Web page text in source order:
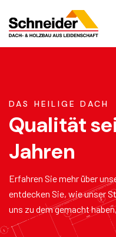
DAS HEILIGE DACH
Qualität
Jahren
Erfahren Sie mehr über
entdecken Sie, wie unser
uns zu dem gemacht